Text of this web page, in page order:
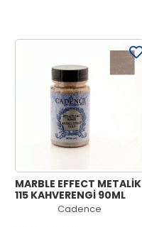
MARBLE EFFECT METALİK
115 KAHVERENGİ 90ML
Cadence